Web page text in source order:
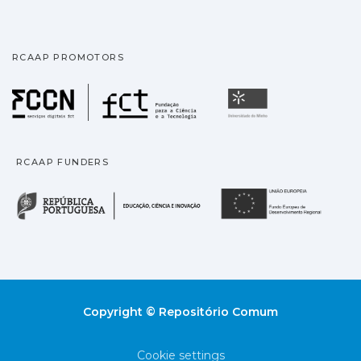
RCAAP PROMOTORS
Fundação para a
RCAAP FUNDERS
República Portuguesa
Copyright © Repositório Comum
Cookie settings